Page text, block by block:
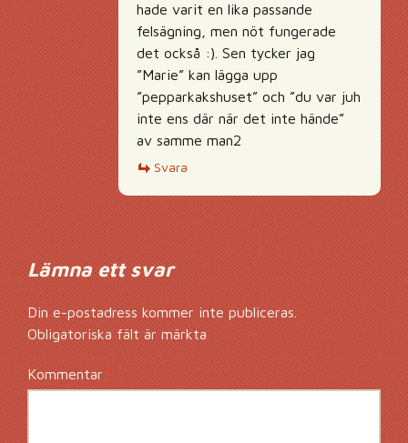
hade varit en lika passande
felsägning, men nöt fungerade
det också :). Sen tycker jag
”Marie” kan lägga upp
”pepparkakshuset” och ”du var juh
inte ens där när det inte hände”
av samme man2
Svara
Lämna ett svar
Din e-postadress kommer inte publiceras.
Obligatoriska fält är märkta*
Kommentar*